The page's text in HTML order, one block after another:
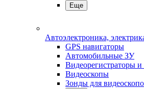
Еще
Автоэлектроника,
GPS навигаторы
Автомобильные ЗУ
Видеорегистраторы и
Видеоскопы
Зонды для